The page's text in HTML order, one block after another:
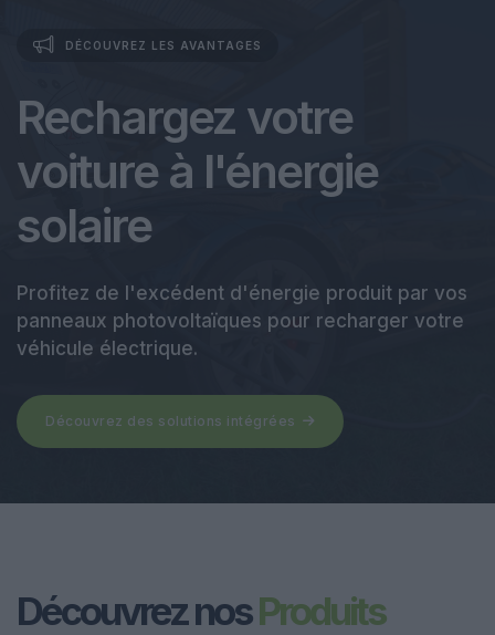
DÉCOUVREZ LES AVANTAGES
Rechargez votre
voiture à l'énergie
solaire
Profitez de l'excédent d'énergie produit par vos
panneaux photovoltaïques pour recharger votre
véhicule électrique.
Découvrez des solutions intégrées
Découvrez nosProduits